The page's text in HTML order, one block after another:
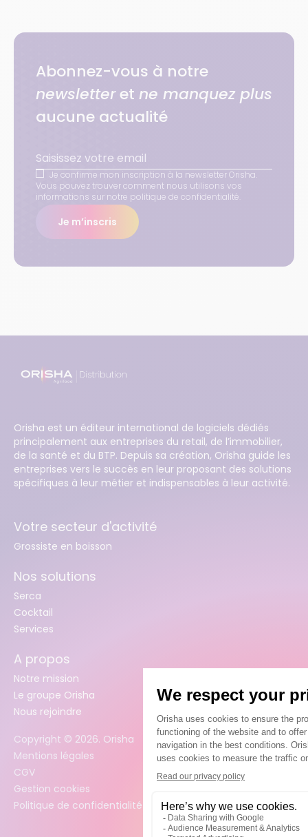
Abonnez-vous à notre
newsletteret ne manquez plus
aucune actualité
Je confirme mon inscription à la newsletter Orisha.
Vous pouvez trouver comment nous utilisons vos
informations sur notre politique de confidentialité.
Je m’inscris
Orisha est un éditeur international de logiciels dédiés
principalement aux entreprises du retail, de l’immobilier,
de la santé et du BTP. Depuis sa création, Orisha guide les
entreprises vers le succès en leur proposant des solutions
spécifiques à leur métier et indispensables à leur activité.
Votre secteur d'activité
Grossiste en boisson
Nos solutions
Serca
Cocktail
Services
A propos
Notre mission
Le groupe Orisha
Nous rejoindre
Copyright © 2026. Orisha
Mentions légales
CGV
Gestion cookies
Politique de confidentialité